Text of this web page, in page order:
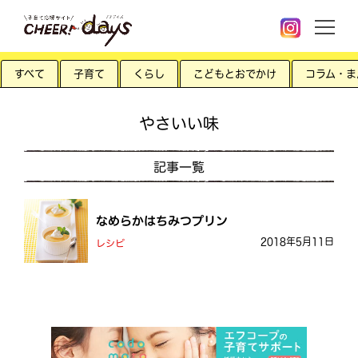
すべて 子育て くらし こどもとおでかけ コラム・
やさいい味
記事一覧
なめらかはちみつプリン
レシピ 2018年5月11日